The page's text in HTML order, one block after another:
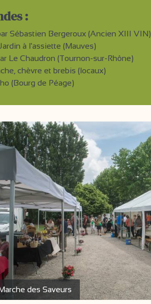
:
Sébastien Bergeroux (Ancien XIII VIN)
à l'assiette (Mauves)
Le Chaudron (Tournon-sur-Rhône)
chèvre et brebis (locaux)
(Bourg de Péage)
des Saveurs